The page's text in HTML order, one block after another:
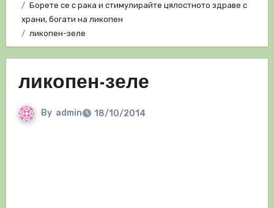
Борете се с рака и стимулирайте цялостното здраве с
храни, богати на ликопен
ликопен-зеле
ликопен-зеле
By admin 18/10/2014